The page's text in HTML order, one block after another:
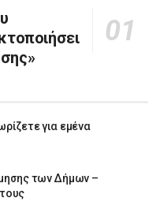
για εμένα
των Δήμων –